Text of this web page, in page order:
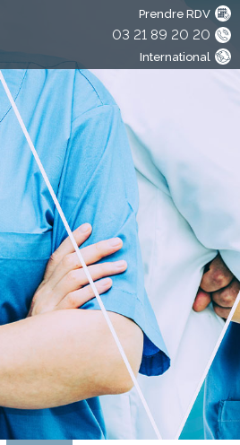
Prendre RDV
03 21 89 20 20
International